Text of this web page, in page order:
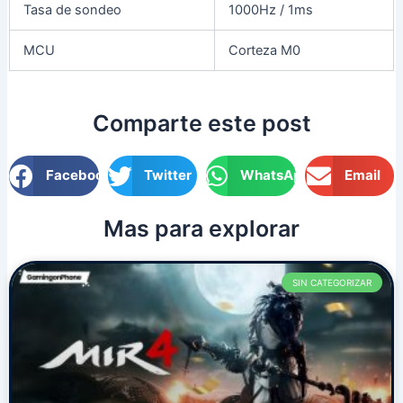
Tasa de sondeo 1000Hz / 1ms
MCU Corteza M0
Comparte este post
Facebook Twitter WhatsApp Email
Mas para explorar
SIN CATEGORIZAR
P
a
g
e
P
e
a
e
a
g
e
g
e